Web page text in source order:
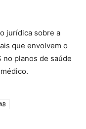
jurídica sobre a
que envolvem o
planos de saúde